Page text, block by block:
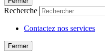
Recherche
Contactez nos services
Fermer